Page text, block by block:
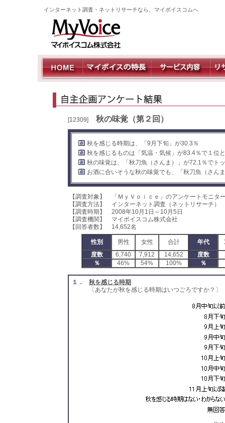
インターネット調査・ネットリサーチなら、マイボイスコムへ
[12309] 秋の味覚（第２回）
秋を感じる時期は、「9月下旬」が30.3％
秋を感じるものは「気温・気候」が83.4％で１位
秋の味覚は、「秋刀魚（さんま）」が72.1％でト
お酒に合いそうな秋の味覚でも、「秋刀魚（さん
【調査対象】 「ＭｙＶｏｉｃｅ」のアンケートモニタ
【調査方法】 インターネット調査（ネットリサーチ）
【調査時期】 2008年10月1日～10月5日
【調査機関】 マイボイスコム株式会社
【回答者数】 14,652名
性別 男性 女性 合計 年代
度数
6,740 7,912 14,652 度数
％
46% 54% 100% ％
１．
秋を感じる時期
〔あなたが秋を感じる時期はいつごろですか？〕